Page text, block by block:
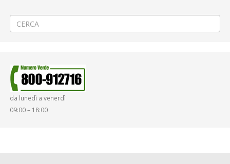
da lunedì a venerdì
09:00 – 18:00